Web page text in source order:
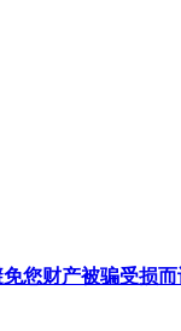
您财产被骗受损